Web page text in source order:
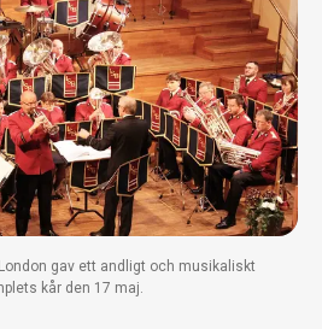
gav ett andligt och musikaliskt
kår den 17 maj.